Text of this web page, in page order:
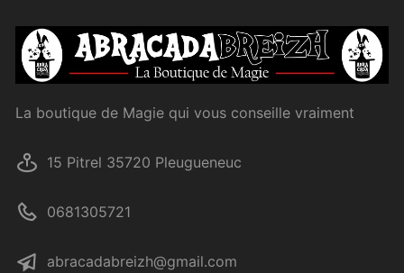
La boutique de Magie qui vous conseille vraiment
15 Pitrel 35720 Pleugueneuc
0681305721
abracadabreizh@gmail.com